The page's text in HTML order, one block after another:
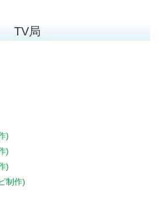
TV局
)
)
)
制作)